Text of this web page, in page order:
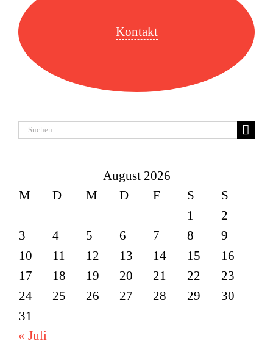
Kontakt
Suche
August 2026
M
D M D F S
S
1
2
3
4 5 6 7 8
9
10
11 12 13 14 15
16
17
18 19 20 21 22
23
24
25 26 27 28 29
30
31
« Juli